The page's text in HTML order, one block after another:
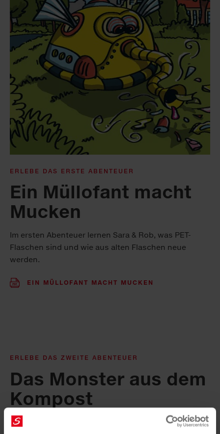
ERLEBE DAS ERSTE ABENTEUER
Ein Müllofant macht
Mucken
Im ersten Abenteuer lernen Sara & Rob, was PET-
Flaschen sind und wie aus alten Flaschen neue
werden.
EIN MÜLLOFANT MACHT MUCKEN
ERLEBE DAS ZWEITE ABENTEUER
Das Monster aus dem
Kompost
Im zweiten Abenteuer treffen Sara & Rob auf ein